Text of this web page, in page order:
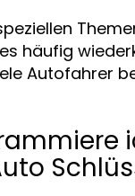
häufig
Autofahrer